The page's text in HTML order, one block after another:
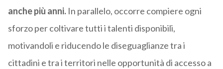
anche più anni.In parallelo, occorre compiere ogni
sforzo per coltivare tutti i talenti disponibili,
motivandoli e riducendo le diseguaglianze tra i
cittadini e tra i territori nelle opportunità di accesso a